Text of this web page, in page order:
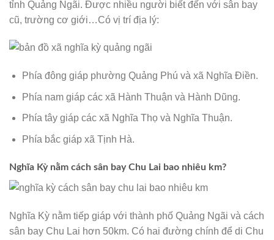
tỉnh Quảng Ngãi. Được nhiều người biết đến với sân bay
cũ, trường cơ giới…Có vị trí địa lý:
Phía đông giáp phường Quảng Phú và xã Nghĩa Điền.
Phía nam giáp các xã Hành Thuận và Hành Dũng.
Phía tây giáp các xã Nghĩa Thọ và Nghĩa Thuận.
Phía bắc giáp xã Tịnh Hà.
Nghĩa Kỳ nằm cách sân bay Chu Lai bao nhiêu km?
Nghĩa Kỳ nằm tiếp giáp với thành phố Quảng Ngãi và cách
sân bay Chu Lai hơn 50km. Có hai đường chính để di Chu